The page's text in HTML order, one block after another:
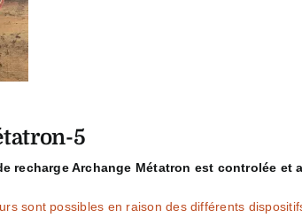
5
recharge Archange Métatron est controlée et
sont possibles en raison des différents